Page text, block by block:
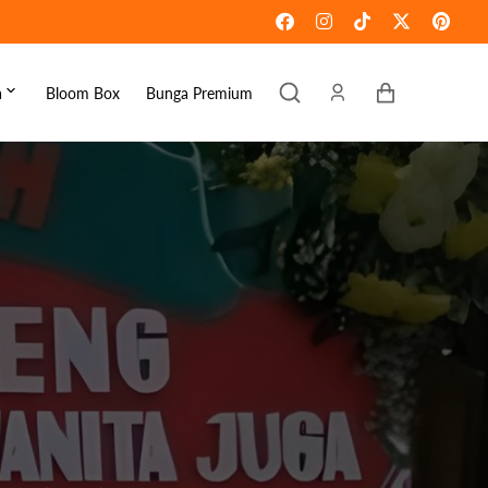
& Romance
Well
Bloom Box Bunga Premium Keranjang